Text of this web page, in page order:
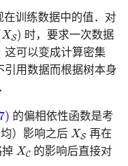
在训练数据中的值．对
XS)
S)
时，要求一次数据
这可以变成计算密集
引用数据而根据树本身
的偏相依性函数是考
）影响之后XS
XS
再在
掉 XC
XC
的影响后直接对